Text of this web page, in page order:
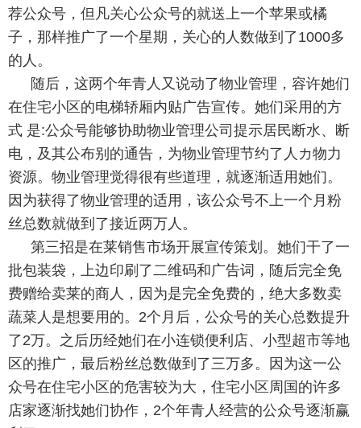
荐公众号，但凡关心公众号的就送上一个苹果或橘
子，那样推广了一个星期，关心的人数做到了1000多
的人。
随后，这两个年青人又说动了物业管理，容许她们
在住宅小区的电梯轿厢内贴广告宣传。她们采用的方
式 是:公众号能够协助物业管理公司提示居民断水、断
电，及其公布别的通告，为物业管理节约了人カ物力
资源。物业管理觉得很有些道理，就逐渐适用她们。
因为获得了物业管理的适用，该公众号不上一个月粉
丝总数就做到了接近两万人。
第三招是在莱销售市场开展宣传策划。她们干了一
批包装袋，上边印刷了二维码和广告词，随后完全免
费赠给卖莱的商人，因为是完全免费的，绝大多数卖
蔬菜人是想要用的。2个月后，公众号的关心总数提升
了2万。之后历经她们在小连锁便利店、小型超市等地
区的推广，最后粉丝总数做到了三万多。因为这一公
众号在住宅小区的危害较为大，住宅小区周国的许多
店家逐渐找她们协作，2个年青人经营的公众号逐渐赢